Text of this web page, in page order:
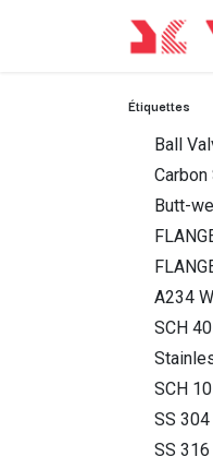
Étiquettes
Ball
Butt-
A234
SCH 40
SCH 10
SS 304
SS 316